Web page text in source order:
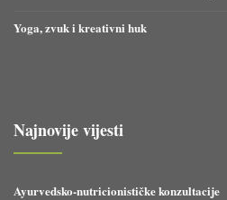
Yoga, zvuk i kreativni huk
Najnovije vijesti
Ayurvedsko-nutricionističke konzultacije